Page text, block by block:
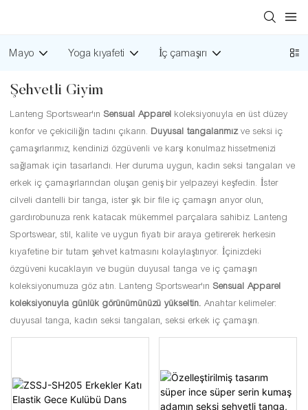
Mayo Yoga kıyafeti İç çamaşırı
Şehvetli Giyim
Lanteng Sportswear'ın Sensual Apparel koleksiyonuyla en üst düzey
konfor ve çekiciliğin tadını çıkarın. Duyusal tangalarımızve seksi iç
çamaşırlarımız, kendinizi özgüvenli ve karşı konulmaz hissetmenizi
sağlamak için tasarlandı. Her duruma uygun, kadın seksi tangaları ve
erkek iç çamaşırlarından oluşan geniş bir yelpazeyi keşfedin. İster
cilveli dantelli bir tanga, ister şık bir file iç çamaşırı arıyor olun,
gardırobunuza renk katacak mükemmel parçalara sahibiz. Lanteng
Sportswear, stil, kalite ve uygun fiyatı bir araya getirerek herkesin
kıyafetine bir tutam şehvet katmasını kolaylaştırıyor. İçinizdeki
özgüveni kucaklayın ve bugün duyusal tanga ve iç çamaşırı
koleksiyonumuza göz atın. Lanteng Sportswear'ın Sensual Apparel
koleksiyonuyla günlük görünümünüzü yükseltin. Anahtar kelimeler:
duyusal tanga, kadın seksi tangaları, seksi erkek iç çamaşırı.